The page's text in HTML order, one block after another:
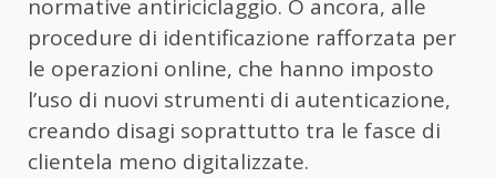
normative antiriciclaggio. O ancora, alle
procedure di identificazione rafforzata per
le operazioni online, che hanno imposto
l’uso di nuovi strumenti di autenticazione,
creando disagi soprattutto tra le fasce di
clientela meno digitalizzate.